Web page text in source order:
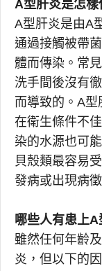
A型肝炎是怎樣
A型肝炎是由A
通過接觸被帶
體而傳染。常
洗手間後沒有
而導致的。A型
在衛生條件不
染的水源也可
貝殼類最容易
發病或出現病
哪些人有患上A
雖然任何年齡
炎，但以下的